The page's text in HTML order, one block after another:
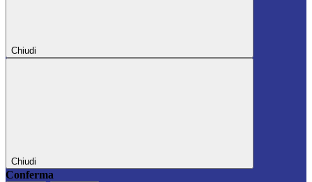
Chiudi
Chiudi
Conferma